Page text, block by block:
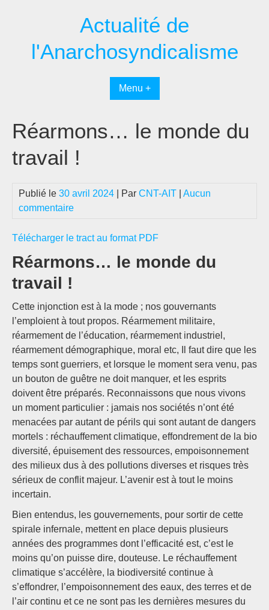
Actualité de
l'Anarchosyndicalisme
Menu +
Réarmons… le monde du
travail !
Publié le 30 avril 2024 | Par CNT-AIT
Aucun
commentaire
Télécharger le tract au format PDF
Réarmons… le monde du
travail !
Cette injonction est à la mode ; nos gouvernants
l’emploient à tout propos. Réarmement militaire,
réarmement de l’éducation, réarmement industriel,
réarmement démographique, moral etc, Il faut dire que les
temps sont guerriers, et lorsque le moment sera venu, pas
un bouton de guêtre ne doit manquer, et les esprits
doivent être préparés. Reconnaissons que nous vivons
un moment particulier : jamais nos sociétés n’ont été
menacées par autant de périls qui sont autant de dangers
mortels : réchauffement climatique, effondrement de la bio
diversité, épuisement des ressources, empoisonnement
des milieux dus à des pollutions diverses et risques très
sérieux de conflit majeur. L’avenir est à tout le moins
incertain.
Bien entendus, les gouvernements, pour sortir de cette
spirale infernale, mettent en place depuis plusieurs
années des programmes dont l’efficacité est, c’est le
moins qu’on puisse dire, douteuse. Le réchauffement
climatique s’accélère, la biodiversité continue à
s’effondrer, l’empoisonnement des eaux, des terres et de
l’air continu et ce ne sont pas les dernières mesures du